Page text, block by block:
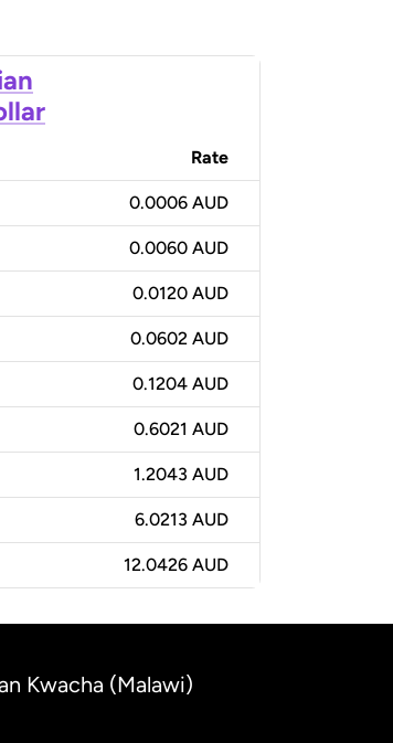
Rate
0.0006 AUD
0.0060 AUD
0.0120 AUD
0.0602 AUD
0.1204 AUD
0.6021 AUD
1.2043 AUD
6.0213 AUD
12.0426 AUD
Kwacha (Malawi)